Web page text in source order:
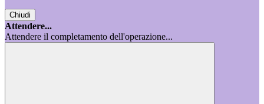
Chiudi
Attendere...
Attendere il completamento dell'operazione...